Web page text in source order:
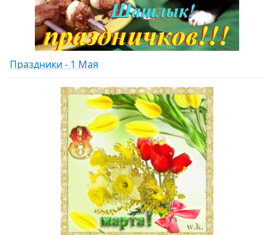
Праздники - 1 Мая